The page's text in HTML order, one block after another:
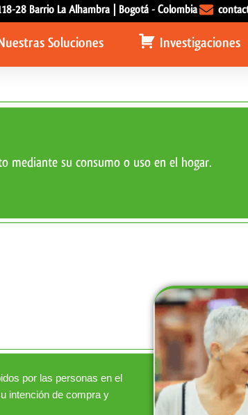
28 Barrio La Alhambra | Bogotá - Colombia
Soluciones Investigaciones
mediante su consumo o uso en el hogar.
por las personas en el
intención de compra y